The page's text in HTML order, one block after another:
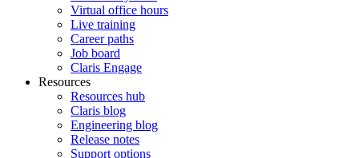
Virtual office hours
Live training
Career paths
Job board
Claris Engage
Resources
Resources hub
Claris blog
Engineering blog
Release notes
Support options